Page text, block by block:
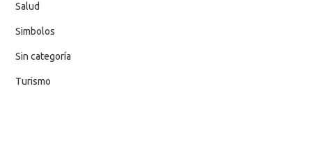
Salud
Simbolos
Sin categoría
Turismo